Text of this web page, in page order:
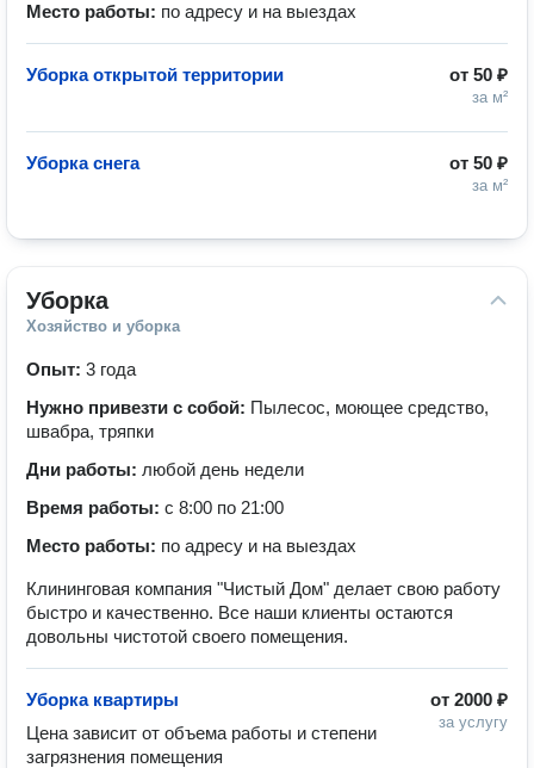
Место работы: по адресу и на выездах
от 50 ₽
за м²
Уборка открытой территории
от 50 ₽
за м²
Уборка снега
Уборка
Хозяйство и уборка
Опыт: 3 года
Нужно привезти с собой: Пылесос, моющее средство,
швабра, тряпки
Дни работы: любой день недели
Время работы: с 8:00 по 21:00
Место работы: по адресу и на выездах
Клининговая компания "Чистый Дом" делает свою работу
быстро и качественно. Все наши клиенты остаются
довольны чистотой своего помещения.
от 2000 ₽
за услугу
Уборка квартиры
Цена зависит от объема работы и степени
загрязнения помещения